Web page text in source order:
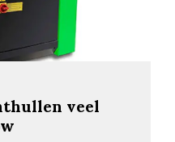
veel